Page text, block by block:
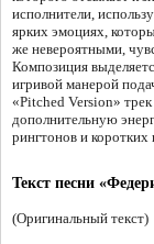
исполнители,
ярких эмоциях,
же невероятными,
Композиция
игривой манерой
«Pitched Version»
дополнительную
рингтонов и коротких
Текст песни
(Оригинальный текст)